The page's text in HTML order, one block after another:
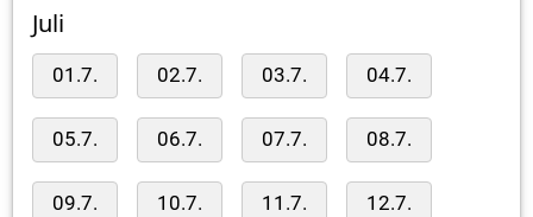
Juli
01.7. 02.7. 03.7. 04.7.
05.7. 06.7. 07.7. 08.7.
09.7. 10.7. 11.7. 12.7.